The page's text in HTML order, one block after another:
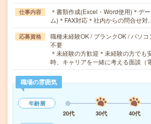
仕事内容
＊書類作成(Excel・Word使用)＊デ
ム)＊FAX対応＊社内からの問合せ
応募資格
職種未経験OK / ブランクOK / パソ
不要
＊未経験の方歓迎＊未経験の方でも
時、キャリアを一緒に考える面談（
職場の雰囲気
年齢層
20代
30代 40代